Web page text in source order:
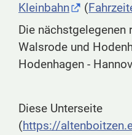
Kleinbahn
(
Die nächstgelegenen
Walsrode und
Hodenhagen -
Diese Unterseite
(https://